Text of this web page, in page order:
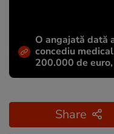
O angajată dată
concediu
200.000 de
Share